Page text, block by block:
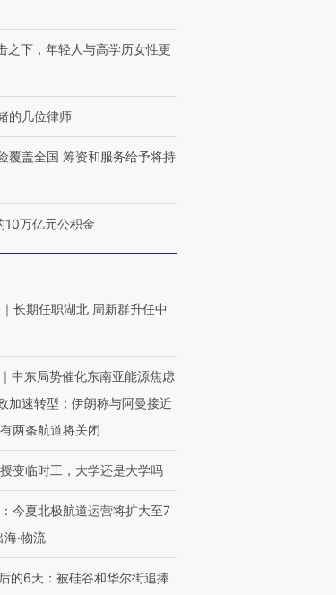
之下，年轻人与高学历女性更
的几位律师
覆盖全国 筹资和服务给予将持
10万亿元公积金
长期任职湖北 周新群升任中
中东局势催化东南亚能源焦虑
加速转型；伊朗称与阿曼接近
两条航道将关闭
变临时工，大学还是大学吗
今夏北极航道运营将扩大至7
·物流
的6天：被硅谷和华尔街追捧